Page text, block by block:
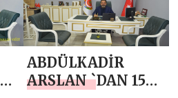
ABDÜLKADİR
ARSLAN `DAN 15